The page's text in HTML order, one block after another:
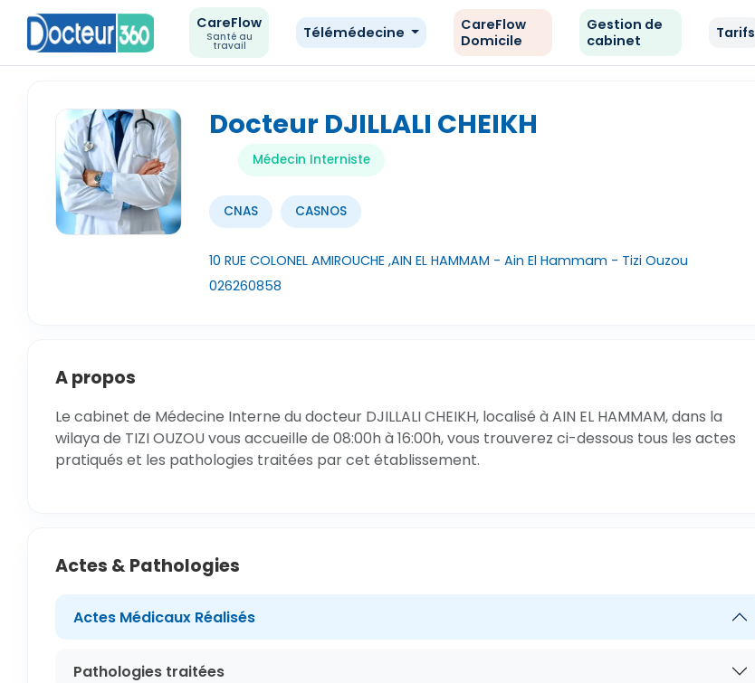
CareFlow
Santé au
travail
Télémédecine
CareFlow
Domicile
Gestion de
cabinet
Tarifs
Docteur DJILLALI CHEIKH
Médecin Interniste
CNAS CASNOS
10 RUE COLONEL AMIROUCHE ,AIN EL HAMMAM - Ain El Hammam - Tizi Ouzou
026260858
A propos
Le cabinet de Médecine Interne du docteur DJILLALI CHEIKH, localisé à AIN EL HAMMAM, dans la
wilaya de TIZI OUZOU vous accueille de 08:00h à 16:00h, vous trouverez ci-dessous tous les actes
pratiqués et les pathologies traitées par cet établissement.
Actes & Pathologies
Actes Médicaux Réalisés
Pathologies traitées